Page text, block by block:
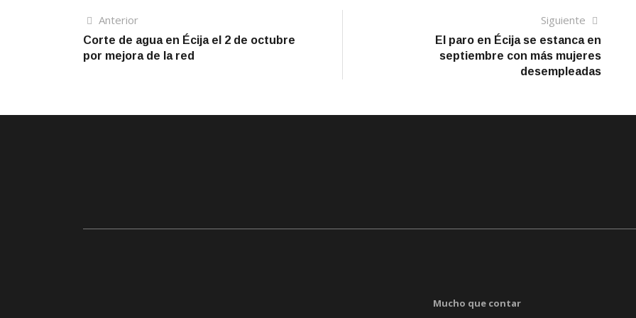
Navegación
de
AnteriorArtículo
anterior
Corte de agua en Écija el 2 de octubre
por mejora de la red
Siguiente
El paro en Écija se estanca en
septiembre con más mujeres
desempleadas
Mucho que contar